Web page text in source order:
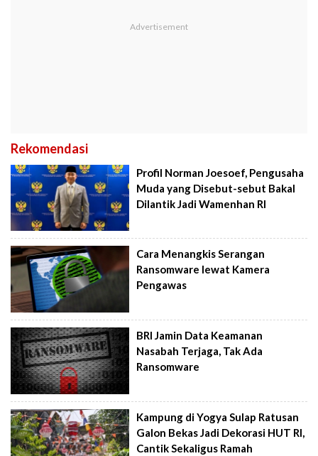
Rekomendasi
Profil Norman Joesoef, Pengusaha
Muda yang Disebut-sebut Bakal
Dilantik Jadi Wamenhan RI
Cara Menangkis Serangan
Ransomware lewat Kamera
Pengawas
BRI Jamin Data Keamanan
Nasabah Terjaga, Tak Ada
Ransomware
Kampung di Yogya Sulap Ratusan
Galon Bekas Jadi Dekorasi HUT RI,
Cantik Sekaligus Ramah